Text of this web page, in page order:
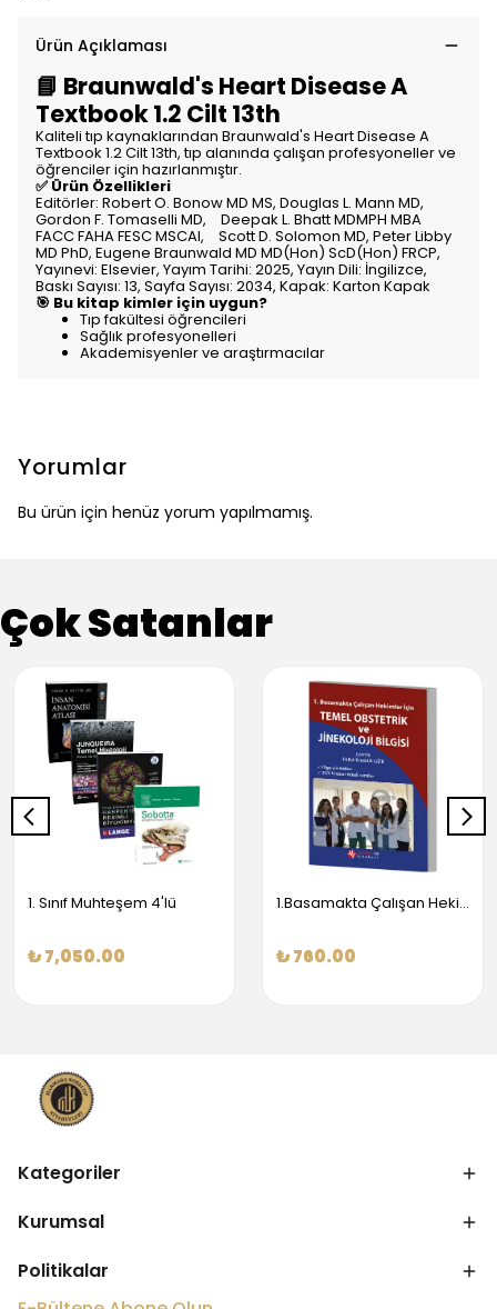
Ürün Açıklaması
📘 Braunwald's Heart Disease A
Textbook 1.2 Cilt 13th
Kaliteli tıp kaynaklarından Braunwald's Heart Disease A
Textbook 1.2 Cilt 13th, tıp alanında çalışan profesyoneller ve
öğrenciler için hazırlanmıştır.
✅ Ürün Özellikleri
Editörler: Robert O. Bonow MD MS, Douglas L. Mann MD,
Gordon F. Tomaselli MD, Deepak L. Bhatt MDMPH MBA
FACC FAHA FESC MSCAI, Scott D. Solomon MD, Peter Libby
MD PhD, Eugene Braunwald MD MD(Hon) ScD(Hon) FRCP,
Yayınevi: Elsevier, Yayım Tarihi: 2025, Yayın Dili: İngilizce,
Baskı Sayısı: 13, Sayfa Sayısı: 2034, Kapak: Karton Kapak
🎯 Bu kitap kimler için uygun?
Tıp fakültesi öğrencileri
Sağlık profesyonelleri
Akademisyenler ve araştırmacılar
Yorumlar
Bu ürün için henüz yorum yapılmamış.
Çok Satanlar
1. Sınıf Muhteşem 4'lü
₺ 7,050.00
1.Basamakta Çalışan Hekimler İçin Temel Obstetrik Ve Jinekoloji Bilgisi
₺ 760.00
Kategoriler
Kurumsal
Politikalar